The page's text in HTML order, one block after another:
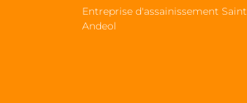
Entreprise d'assainissement Saint
Andeol